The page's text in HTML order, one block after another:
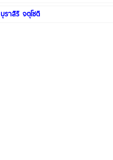
บุราสิริ จตุโชติ